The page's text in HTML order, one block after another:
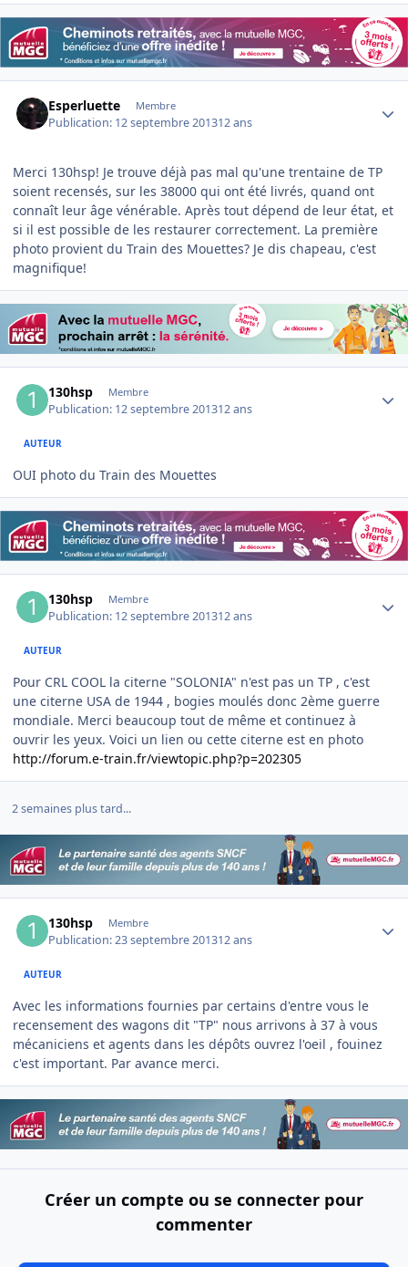
Esperluette Membre
Publication: 12 septembre 201312 ans
Merci 130hsp! Je trouve déjà pas mal qu'une trentaine de TP
soient recensés, sur les 38000 qui ont été livrés, quand ont
connaît leur âge vénérable. Après tout dépend de leur état, et
si il est possible de les restaurer correctement. La première
photo provient du Train des Mouettes? Je dis chapeau, c'est
magnifique!
130hsp Membre
Publication: 12 septembre 201312 ans
AUTEUR
OUI photo du Train des Mouettes
130hsp Membre
Publication: 12 septembre 201312 ans
AUTEUR
Pour CRL COOL la citerne "SOLONIA" n'est pas un TP , c'est
une citerne USA de 1944 , bogies moulés donc 2ème guerre
mondiale. Merci beaucoup tout de même et continuez à
ouvrir les yeux. Voici un lien ou cette citerne est en photo
http://forum.e-train.fr/viewtopic.php?p=202305
2 semaines plus tard...
130hsp Membre
Publication:23 septembre 201312 ans
AUTEUR
Avec les informations fournies par certains d'entre vous le
recensement des wagons dit "TP" nous arrivons à 37 à vous
mécaniciens et agents dans les dépôts ouvrez l'oeil , fouinez
c'est important. Par avance merci.
Créer un compte ou se connecter pour
commenter